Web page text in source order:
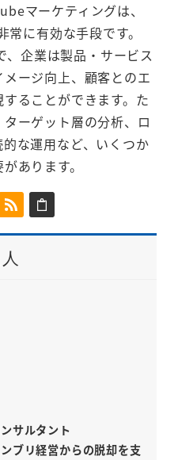
マーケティングは、
に有効な手段です。
企業は製品・サービス
ージ向上、顧客とのエ
ることができます。た
ーゲット層の分析、ロ
な運用など、いくつか
あります。
サルタント
ブリ経営からの脱却を支